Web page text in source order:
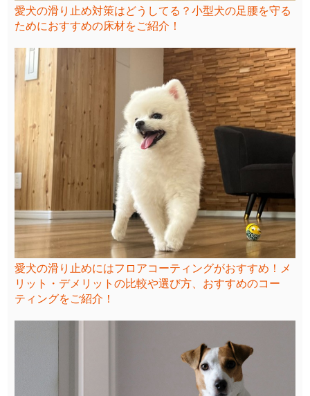
愛犬の滑り止め対策はどうしてる？小型犬の足腰を守る
ためにおすすめの床材をご紹介！
愛犬の滑り止めにはフロアコーティングがおすすめ！メ
リット・デメリットの比較や選び方、おすすめのコー
ティングをご紹介！